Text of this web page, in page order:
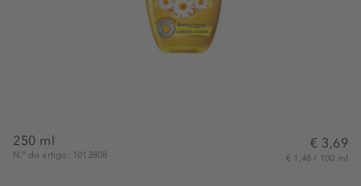
250 ml
N.° do artigo: 1013808
€ 3,69
€ 1,48 / 100 ml